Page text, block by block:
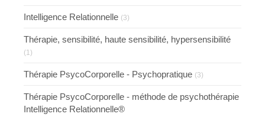
Intelligence Relationnelle (3)
Thérapie, sensibilité, haute sensibilité, hypersensibilité
(1)
Thérapie PsycoCorporelle - Psychopratique (3)
Thérapie PsycoCorporelle - méthode de psychothérapie
Intelligence Relationnelle®